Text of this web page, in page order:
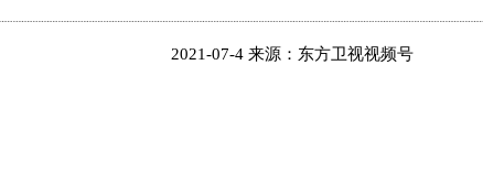
2021-07-4 来源：东方卫视视频号